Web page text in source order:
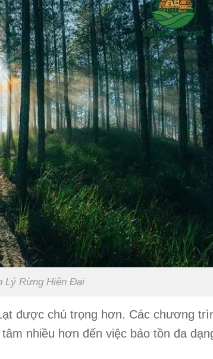
Lý Rừng Hiện Đại
được chú trọng hơn. Các chương
nhiều hơn đến việc bảo tồn đa